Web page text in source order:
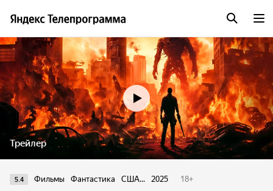
Трейлер
5.4 Фильмы Фантастика США... 2025 18+